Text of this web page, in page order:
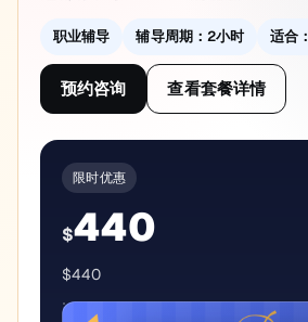
职业辅导 辅导周期： 2小时 适合：
预约咨询 查看套餐详情
限时优惠
$440
$440